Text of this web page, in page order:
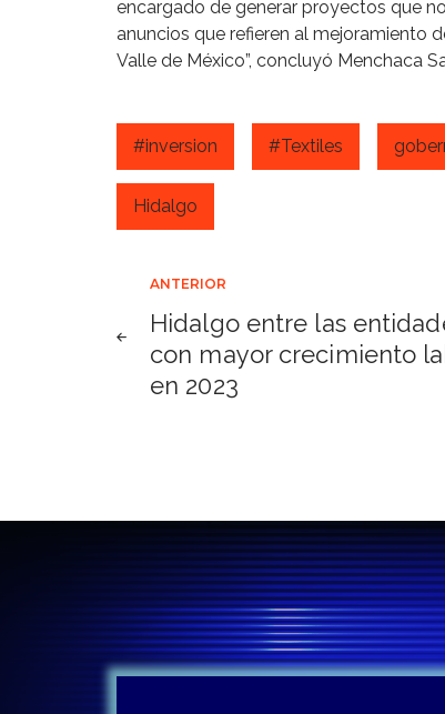
encargado de generar proyectos que
anuncios que refieren al mejoramiento
Valle de México”, concluyó Menchaca
#inversion #Textiles
Hidalgo
Navegación
de
entradas
ANTERIOR
Hidalgo entre las
con mayor crecimiento
en 2023